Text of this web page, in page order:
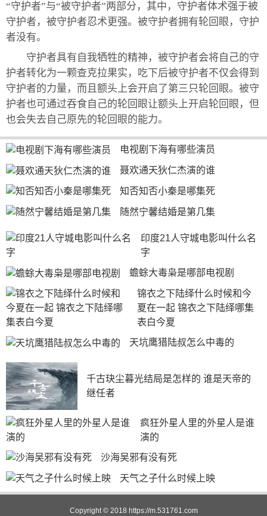
“守护者”与“被守护者”两部分，其中，守护者体术强于被
守护者，被守护者忍术更强。被守护者拥有轮回眼，守护
者没有。
守护者具有自我牺牲的精神，被守护者会将自己的守
护者转化为一颗查克拉果实，吃下后被守护者不仅会得到
守护者的力量，而且额头上会开启了第三只轮回眼。被守
护者也可通过吞食自己的轮回眼让额头上开启轮回眼，但
也会失去自己原先的轮回眼的能力。
电视剧下海有哪些演员
聂欢通天狄仁杰演的谁
知否知否小秦是哪集死
随然宁馨结婚是第几集
印度21人守城电影叫什么名
字
蟾蜍大毒枭是哪部电视剧
锦衣之下陆绎什么时候和今
夏在一起 锦衣之下陆绎哪集
表白今夏
天坑鹰猎陆叔怎么中毒的
千古玦尘暮光结局是怎样的 谁是天帝的
继任者
疯狂外星人里的外星人是谁
演的
沙海吴邪有没有死
天气之子什么时候上映
Copyright © 2018 https://m.531761.com